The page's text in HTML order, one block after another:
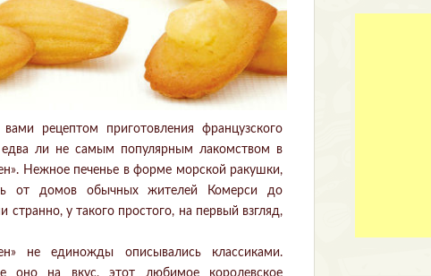
рецептом приготовления французского
ли не самым популярным лакомством в
Нежное печенье в форме морской ракушки,
от домов обычных жителей Комерси до
странно, у такого простого, на первый взгляд,
не единожды описывались классиками.
оно на вкус, этот любимое королевское